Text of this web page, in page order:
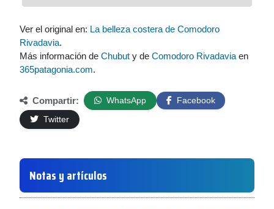
Ver el original en: La belleza costera de Comodoro
Rivadavia.
Más información de Chubut y de Comodoro Rivadavia en
365patagonia.com.
Compartir: WhatsApp
Facebook
Twitter
Notas y artículos